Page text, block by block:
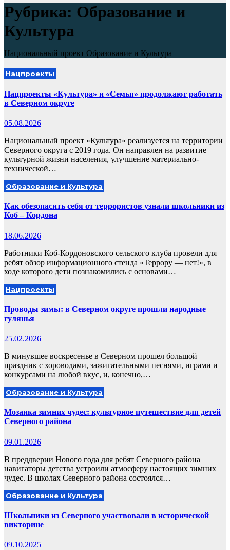
Рубрика: Образование и
Культура
Национальный проект Образование и Культура
Нацпроекты
Нацпроекты «Культура» и «Семья» продолжают работать
в Северном округе
05.08.2026
Национальный проект «Культура» реализуется на территории
Северного округа с 2019 года. Он направлен на развитие
культурной жизни населения, улучшение материально-
технической…
Образование и Культура
Как обезопасить себя от террористов узнали школьники из
Коб – Кордона
18.06.2026
Работники Коб-Кордоновского сельского клуба провели для
ребят обзор информационного стенда «Террору — нет!», в
ходе которого дети познакомились с основами…
Нацпроекты
Проводы зимы: в Северном округе прошли народные
гулянья
25.02.2026
В минувшее воскресенье в Северном прошел большой
праздник с хороводами, зажигательными песнями, играми и
конкурсами на любой вкус, и, конечно,…
Образование и Культура
Мозаика зимних чудес: культурное путешествие для детей
Северного района
09.01.2026
В преддверии Нового года для ребят Северного района
навигаторы детства устроили атмосферу настоящих зимних
чудес. В школах Северного района состоялся…
Образование и Культура
Школьники из Северного участвовали в исторической
викторине
09.10.2025